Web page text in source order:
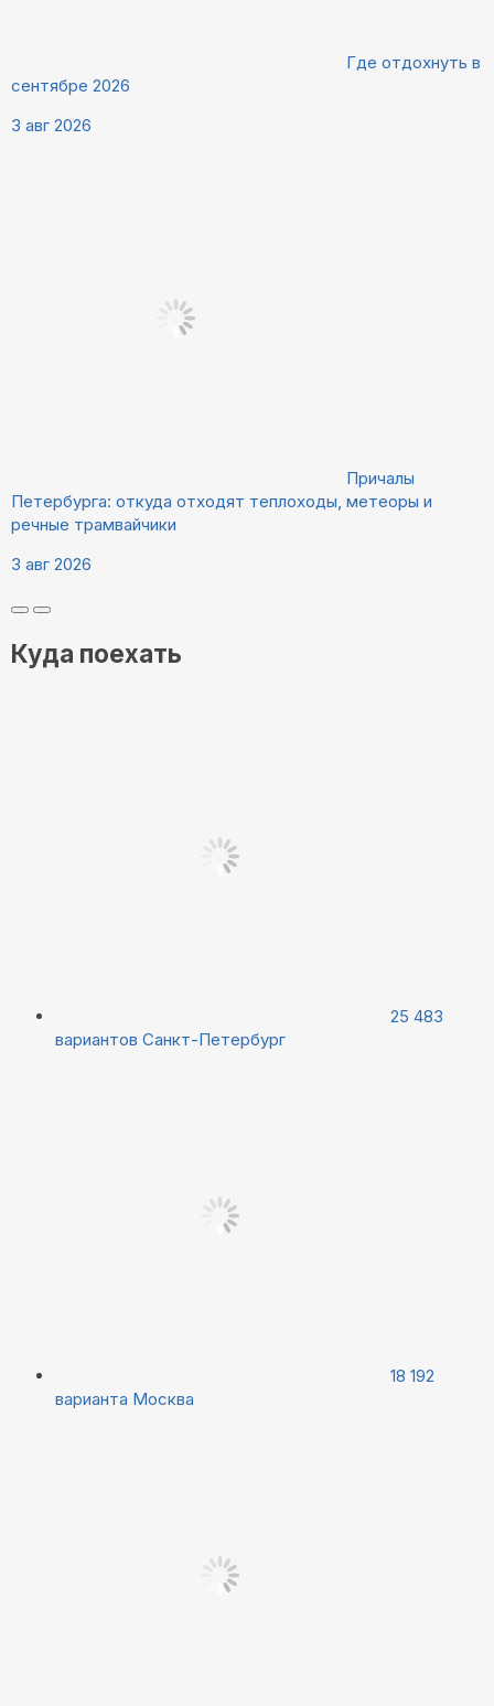
Где отдохнуть в
сентябре 2026
3 авг 2026
Причалы
Петербурга: откуда отходят теплоходы, метеоры и
речные трамвайчики
3 авг 2026
Куда поехать
25 483
вариантов Санкт-Петербург
18 192
варианта Москва